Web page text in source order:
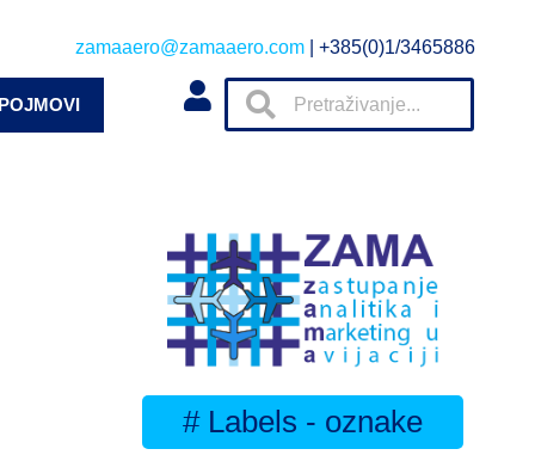
zamaaero@zamaaero.com | +385(0)1/3465886
# Labels - oznake